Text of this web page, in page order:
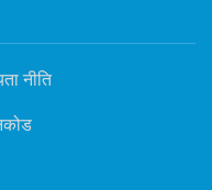
नीति